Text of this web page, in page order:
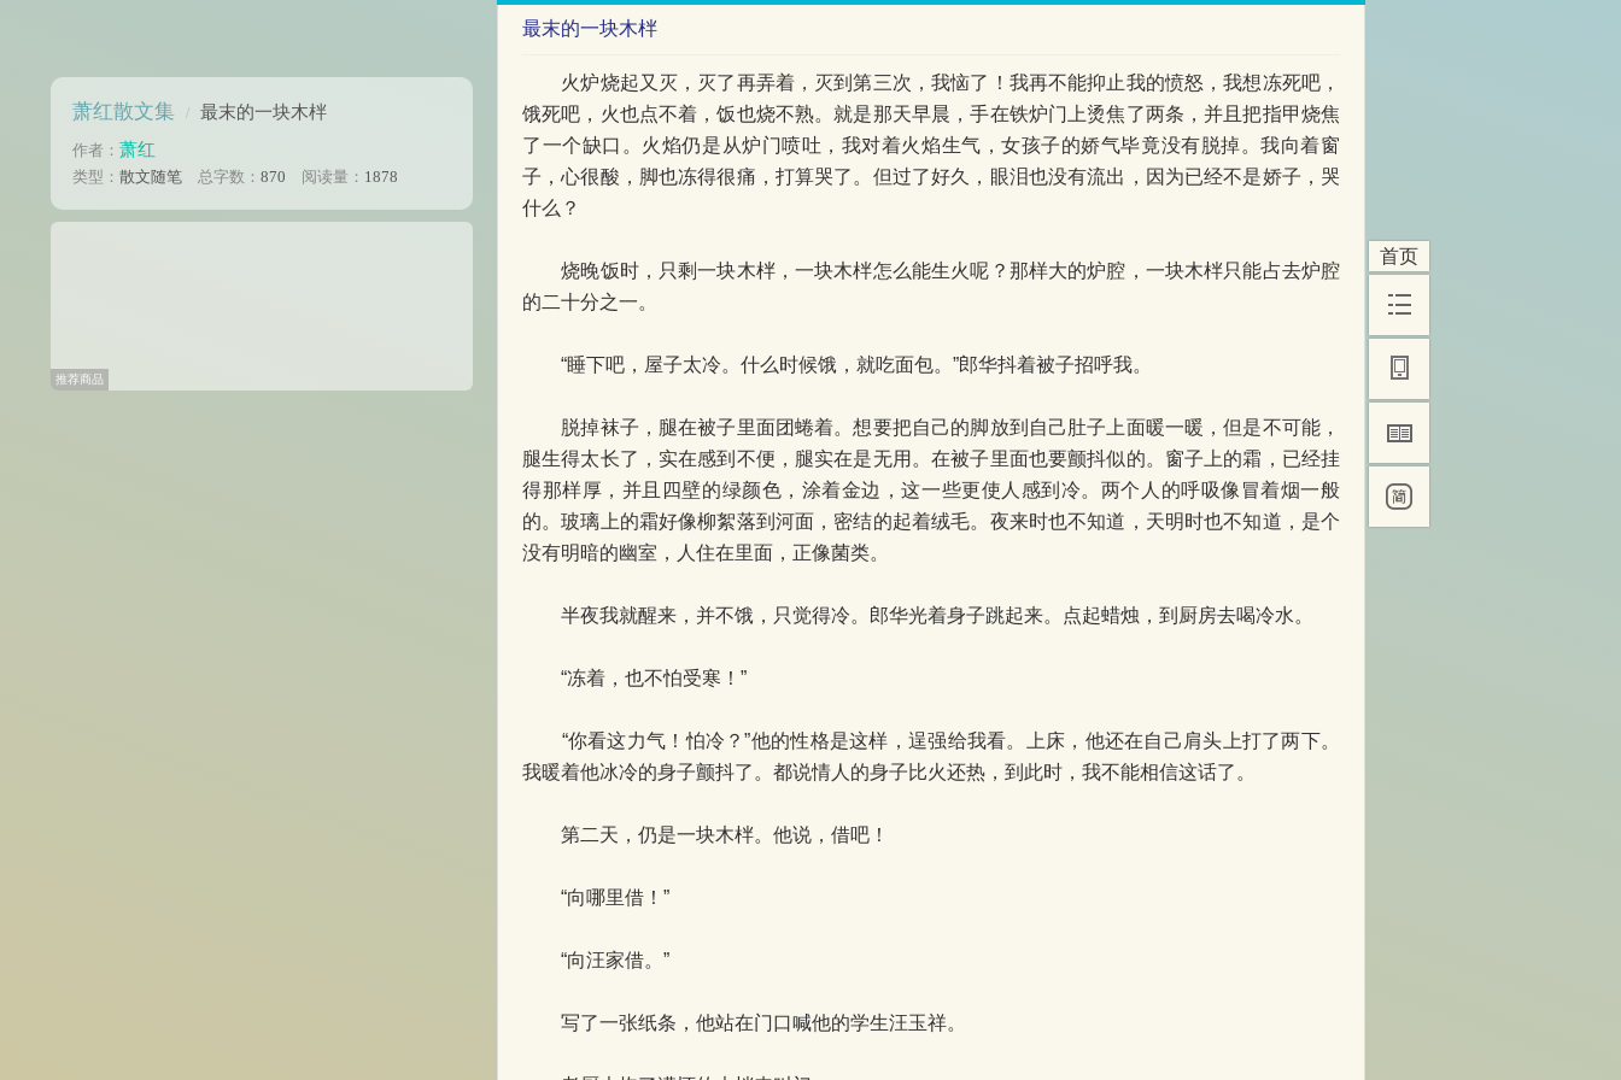
首页
最末的一块木柈
火炉烧起又灭，灭了再弄着，灭到第三次，我恼了！我再不能抑止我的愤怒，我想冻死吧，
饿死吧，火也点不着，饭也烧不熟。就是那天早晨，手在铁炉门上烫焦了两条，并且把指甲烧焦
了一个缺口。火焰仍是从炉门喷吐，我对着火焰生气，女孩子的娇气毕竟没有脱掉。我向着窗
子，心很酸，脚也冻得很痛，打算哭了。但过了好久，眼泪也没有流出，因为已经不是娇子，哭
什么？
烧晚饭时，只剩一块木柈，一块木柈怎么能生火呢？那样大的炉腔，一块木柈只能占去炉腔
的二十分之一。
“睡下吧，屋子太冷。什么时候饿，就吃面包。”郎华抖着被子招呼我。
脱掉袜子，腿在被子里面团蜷着。想要把自己的脚放到自己肚子上面暖一暖，但是不可能，
腿生得太长了，实在感到不便，腿实在是无用。在被子里面也要颤抖似的。窗子上的霜，已经挂
得那样厚，并且四壁的绿颜色，涂着金边，这一些更使人感到冷。两个人的呼吸像冒着烟一般
的。玻璃上的霜好像柳絮落到河面，密结的起着绒毛。夜来时也不知道，天明时也不知道，是个
没有明暗的幽室，人住在里面，正像菌类。
半夜我就醒来，并不饿，只觉得冷。郎华光着身子跳起来。点起蜡烛，到厨房去喝冷水。
“冻着，也不怕受寒！”
“你看这力气！怕冷？”他的性格是这样，逞强给我看。上床，他还在自己肩头上打了两下。
我暖着他冰冷的身子颤抖了。都说情人的身子比火还热，到此时，我不能相信这话了。
第二天，仍是一块木柈。他说，借吧！
“向哪里借！”
“向汪家借。”
写了一张纸条，他站在门口喊他的学生汪玉祥。
萧红散文集 / 最末的一块木柈
作者： 萧红
类型： 散文随笔 总字数： 870 阅读量： 1878
推荐商品